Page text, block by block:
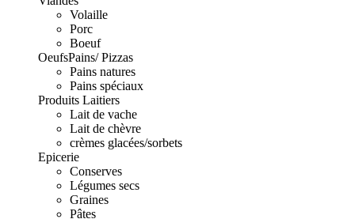
Volaille
Porc
Boeuf
OeufsPains/ Pizzas
Pains natures
Pains spéciaux
Produits Laitiers
Lait de vache
Lait de chèvre
crèmes glacées/sorbets
Epicerie
Conserves
Légumes secs
Graines
Pâtes